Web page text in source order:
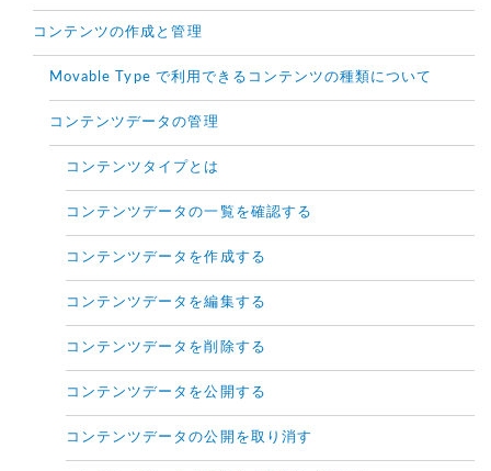
コンテンツの作成と管理
Movable Type で利用できるコンテンツの種類について
コンテンツデータの管理
コンテンツタイプとは
コンテンツデータの一覧を確認する
コンテンツデータを作成する
コンテンツデータを編集する
コンテンツデータを削除する
コンテンツデータを公開する
コンテンツデータの公開を取り消す